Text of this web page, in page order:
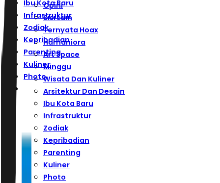
Ibu Kota Baru
Infrastruktur
Zodiak
Kepribadian
Parenting
Kuliner
Photo
Opini
Sisi Lain
Ternyata Hoax
Humaniora
Art Space
Minggu
Wisata Dan Kuliner
Arsitektur Dan Desain
Ibu Kota Baru
Infrastruktur
Zodiak
Kepribadian
Parenting
Kuliner
Photo